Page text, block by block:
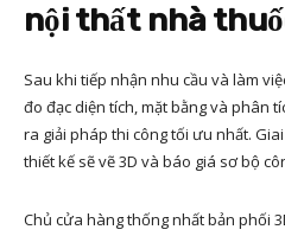
nội thất nhà
Sau khi tiếp nhận nhu cầu và làm
đo đạc diện tích, mặt bằng và phân
ra giải pháp thi công tối ưu nhất.
thiết kế sẽ vẽ 3D và báo giá sơ bộ
Chủ cửa hàng thống nhất bản phối